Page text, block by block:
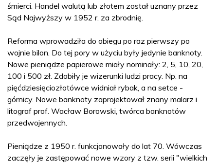
śmierci. Handel walutą lub złotem został uznany przez
Sąd Najwyższy w 1952 r. za zbrodnię.
Reforma wprowadziła do obiegu po raz pierwszy po
wojnie bilon. Do tej pory w użyciu były jedynie banknoty.
Nowe pieniądze papierowe miały nominały: 2, 5, 10, 20,
100 i 500 zł. Zdobiły je wizerunki ludzi pracy. Np. na
pięćdziesięciozłotówce widniał rybak, a na setce -
górnicy. Nowe banknoty zaprojektował znany malarz i
litograf prof. Wacław Borowski, twórca banknotów
przedwojennych.
Pieniądze z 1950 r. funkcjonowały do lat 70. Wówczas
zaczęły je zastępować nowe wzory z tzw. serii "wielkich